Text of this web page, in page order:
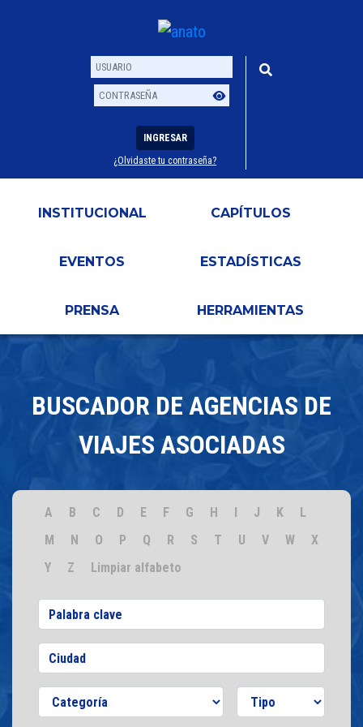
Usuario
Contraseña
INGRESAR
¿Olvidaste tu contraseña?
INSTITUCIONAL CAPÍTULOS
EVENTOS ESTADÍSTICAS
PRENSA HERRAMIENTAS
BUSCADOR DE AGENCIAS DE
VIAJES ASOCIADAS
A B C D E F G H J K
L
M
N O P Q R S T U V W
X
Y
Z Limpiar alfabeto